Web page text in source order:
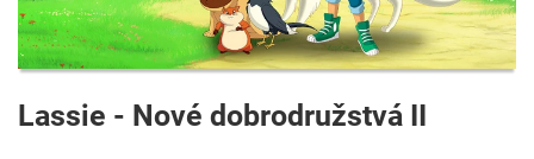
Lassie - Nové dobrodružstvá II